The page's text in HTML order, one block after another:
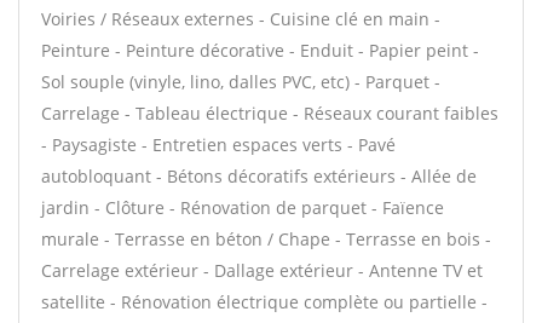
Voiries / Réseaux externes - Cuisine clé en main -
Peinture - Peinture décorative - Enduit - Papier peint -
Sol souple (vinyle, lino, dalles PVC, etc) - Parquet -
Carrelage - Tableau électrique - Réseaux courant faibles
- Paysagiste - Entretien espaces verts - Pavé
autobloquant - Bétons décoratifs extérieurs - Allée de
jardin - Clôture - Rénovation de parquet - Faïence
murale - Terrasse en béton / Chape - Terrasse en bois -
Carrelage extérieur - Dallage extérieur - Antenne TV et
satellite - Rénovation électrique complète ou partielle -